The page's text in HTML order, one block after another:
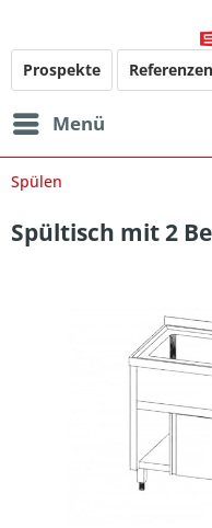
Prospekte Referenzen
Menü
Spülen
Spültisch mit 2